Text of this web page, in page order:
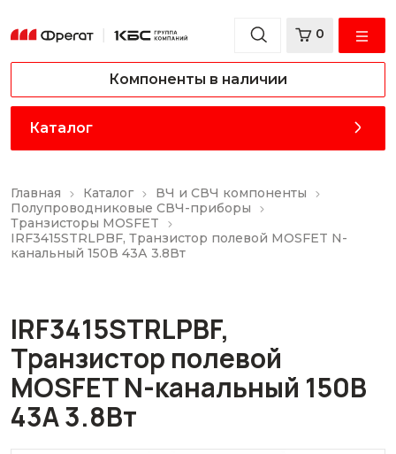
0
Компоненты в наличии
Каталог
Главная Каталог
ВЧ и СВЧ компоненты
Полупроводниковые СВЧ-приборы
Транзисторы MOSFET
IRF3415STRLPBF, Транзистор полевой MOSFET N-
канальный 150В 43А 3.8Вт
IRF3415STRLPBF,
Транзистор полевой
MOSFET N-канальный 150В
43А 3.8Вт